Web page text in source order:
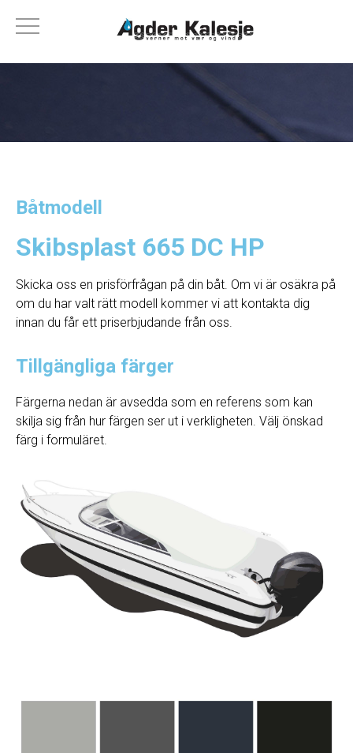
Båtmodell
Skibsplast 665 DC HP
Skicka oss en prisförfrågan på din båt. Om vi ​​är osäkra på
om du har valt rätt modell kommer vi att kontakta dig
innan du får ett priserbjudande från oss.
Tillgängliga färger
Färgerna nedan är avsedda som en referens som kan
skilja sig från hur färgen ser ut i verkligheten. Välj önskad
färg i formuläret.